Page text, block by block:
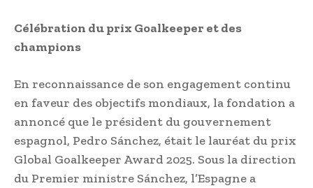
Célébration du prix Goalkeeper et des
champions
En reconnaissance de son engagement continu
en faveur des objectifs mondiaux, la fondation a
annoncé que le président du gouvernement
espagnol, Pedro Sánchez, était le lauréat du prix
Global Goalkeeper Award 2025. Sous la direction
du Premier ministre Sánchez, l’Espagne a